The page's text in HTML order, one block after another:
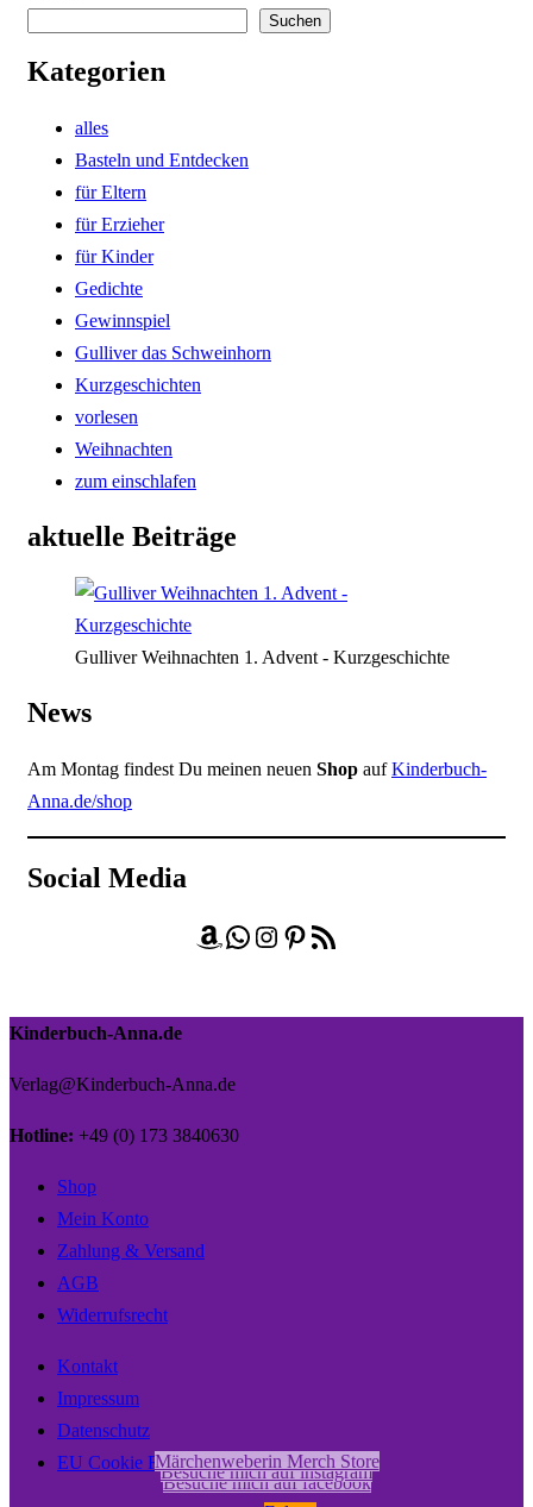
Suchen
Kategorien
alles
Basteln und Entdecken
für Eltern
für Erzieher
für Kinder
Gedichte
Gewinnspiel
Gulliver das Schweinhorn
Kurzgeschichten
vorlesen
Weihnachten
zum einschlafen
aktuelle Beiträge
Gulliver Weihnachten 1. Advent - Kurzgeschichte
News
Am Montag findest Du meinen neuen Shop aufKinderbuch-
Anna.de/shop
Social Media
Amazon
WhatsApp
Instagram
Pinterest
RSS-Feed
Kinderbuch-Anna.de
Verlag@Kinderbuch-Anna.de
Hotline: +49 (0) 173 3840630
Shop
Mein Konto
Zahlung & Versand
AGB
Widerrufsrecht
Kontakt
Impressum
Datenschutz
EU Cookie Richtlinien
Besuche mich auf facebook
Besuche mich auf instagram
Märchenweberin Merch Store